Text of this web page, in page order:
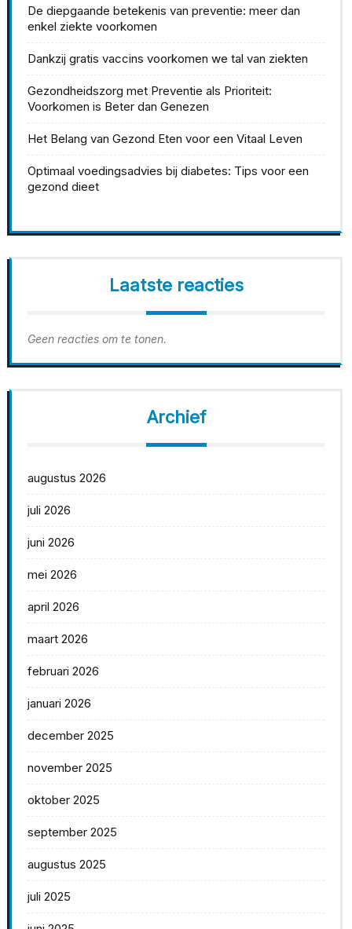
De diepgaande betekenis van preventie: meer dan
enkel ziekte voorkomen
Dankzij gratis vaccins voorkomen we tal van ziekten
Gezondheidszorg met Preventie als Prioriteit:
Voorkomen is Beter dan Genezen
Het Belang van Gezond Eten voor een Vitaal Leven
Optimaal voedingsadvies bij diabetes: Tips voor een
gezond dieet
Laatste reacties
Geen reacties om te tonen.
Archief
augustus 2026
juli 2026
juni 2026
mei 2026
april 2026
maart 2026
februari 2026
januari 2026
december 2025
november 2025
oktober 2025
september 2025
augustus 2025
juli 2025